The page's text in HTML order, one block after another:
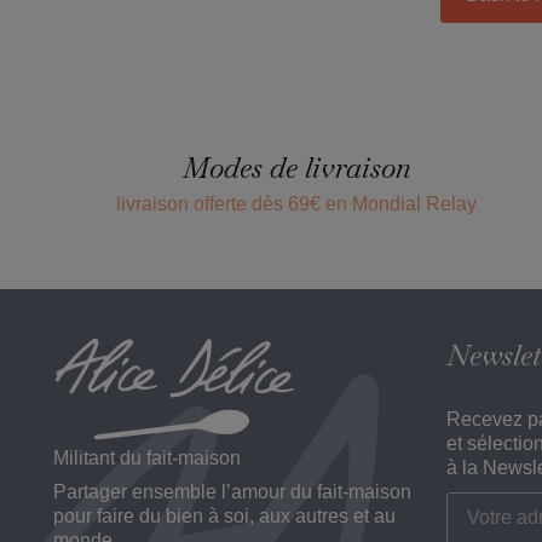
Modes de livraison
livraison offerte dès 69€ en Mondial Relay
Militant du fait-maison
Partager ensemble l’amour du fait-maison
pour faire du bien à soi, aux autres et au
Recevez
et
à la